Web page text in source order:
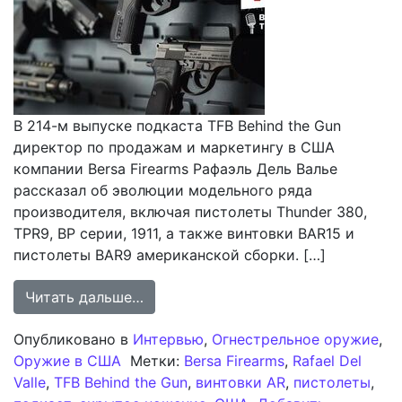
В 214-м выпуске подкаста TFB Behind the Gun
директор по продажам и маркетингу в США
компании Bersa Firearms Рафаэль Дель Валье
рассказал об эволюции модельного ряда
производителя, включая пистолеты Thunder 380,
TPR9, BP серии, 1911, а также винтовки BAR15 и
пистолеты BAR9 американской сборки. […]
Читать дальше…
Опубликовано в Интервью, Огнестрельное оружие,
Оружие в США Метки: Bersa Firearms, Rafael Del
Valle, TFB Behind the Gun, винтовки AR, пистолеты,